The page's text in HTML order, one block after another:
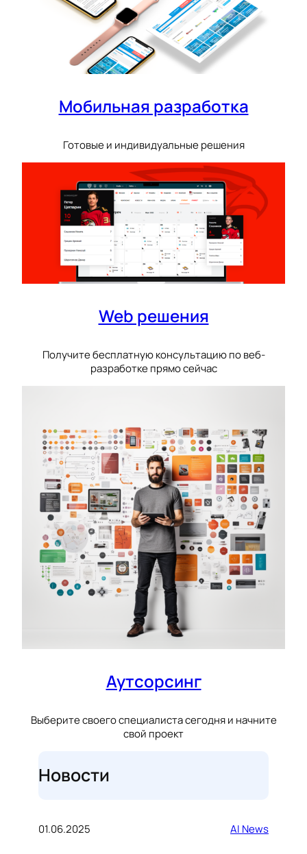
Мобильная разработка
Готовые и индивидуальные решения
Web решения
Получите бесплатную консультацию по веб-
разработке прямо сейчас
Аутсорсинг
Выберите своего специалиста сегодня и начните
свой проект
Новости
01.06.2025 AI News